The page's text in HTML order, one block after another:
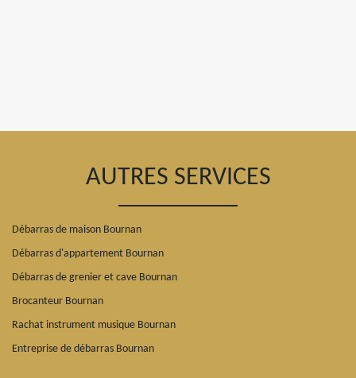
AUTRES SERVICES
Débarras de maison Bournan
Débarras d'appartement Bournan
Débarras de grenier et cave Bournan
Brocanteur Bournan
Rachat instrument musique Bournan
Entreprise de débarras Bournan